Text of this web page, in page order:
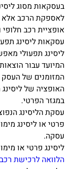
בעסקאות מסוג
לאספקת הרכב אלא
אופציית רכב חלופי
עסקאות ליסינג
ליסינג תפעולי
המיועד עבור
המזומנים של העסק
האופציה של
במגזר הפרטי.
עסקת הליסינג
פרטי או ליסינג
עסקה.
ליסינג פרטי או
הלוואה לרכישת